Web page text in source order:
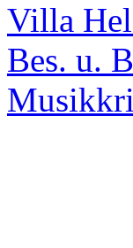
Villa
Bes. u.